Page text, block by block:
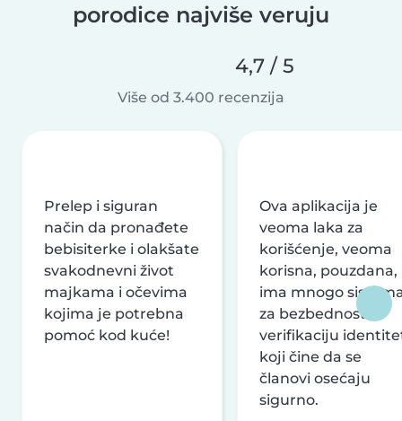
porodice najviše veruju
4,7 / 5
Više od 3.400 recenzija
Prelep i siguran
način da pronađete
bebisiterke i olakšate
svakodnevni život
majkama i očevima
kojima je potrebna
pomoć kod kuće!
Ova aplikacija je
veoma laka za
korišćenje, veoma
korisna, pouzdana,
ima mnogo
za bezbednost i
verifikaciju
koji čine da se
članovi osećaju
sigurno.